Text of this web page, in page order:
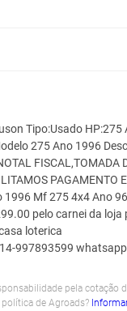
Tipo:Usado HP:275
275 Ano 1996
FISCAL,TOMADA
PAGAMENTO
1996 Mf 275 4x4 Ano
pelo carnei da loja
loterica
997893599 whatsapp
pela cotação
de Agroads?